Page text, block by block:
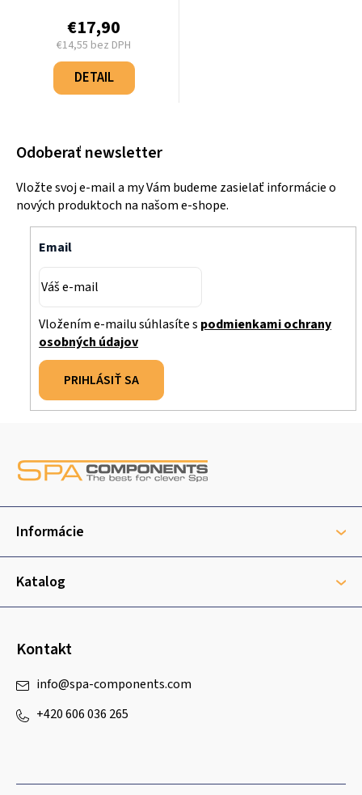
€17,90
€14,55 bez DPH
Jednotková
cena:
DETAIL
Odoberať newsletter
Vložte svoj e-mail a my Vám budeme zasielať informácie o
nových produktoch na našom e-shope.
Email
Vložením e-mailu súhlasíte s podmienkami ochrany
osobných údajov
PRIHLÁSIŤ SA
ä
i
Informácie
Katalog
Kontakt
info@spa-components.com
+420 606 036 265